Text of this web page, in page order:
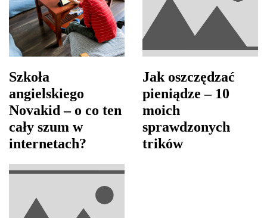
Szkoła
angielskiego
Novakid – o co ten
cały szum w
internetach?
Jak oszczędzać
pieniądze – 10
moich
sprawdzonych
trików